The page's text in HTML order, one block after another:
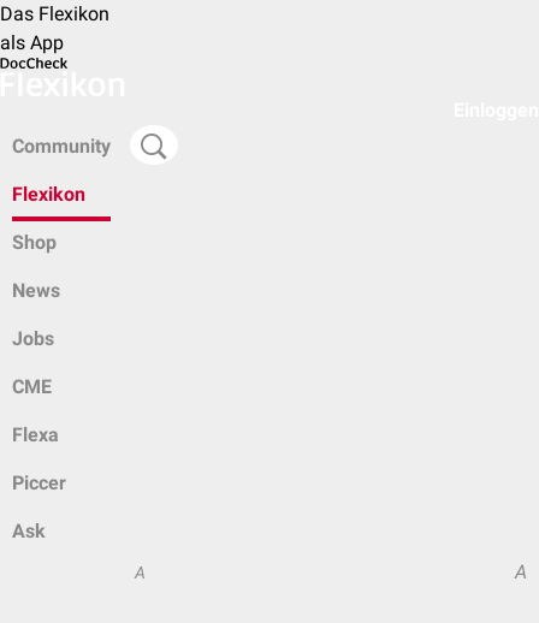
Das Flexikon
als App
Community
Flexikon
Shop
News
Jobs
CME
Flexa
Piccer
Ask
A A